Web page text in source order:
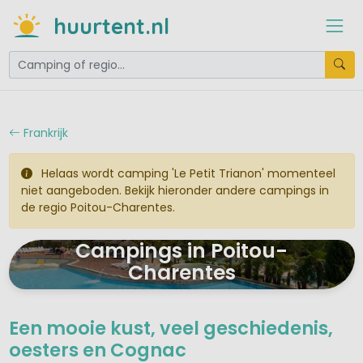
huurtent.nl
Frankrijk
Helaas wordt camping 'Le Petit Trianon' momenteel
niet aangeboden. Bekijk hieronder andere campings in
de regio Poitou-Charentes.
Campings in Poitou-
Charentes
Een mooie kust, veel geschiedenis,
oesters en Cognac